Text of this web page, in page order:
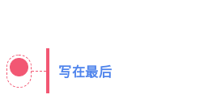
写在最后